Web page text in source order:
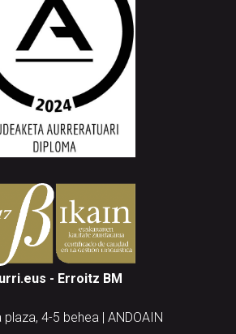
- Erroitz BM
plaza, 4-5 behea | ANDOAIN